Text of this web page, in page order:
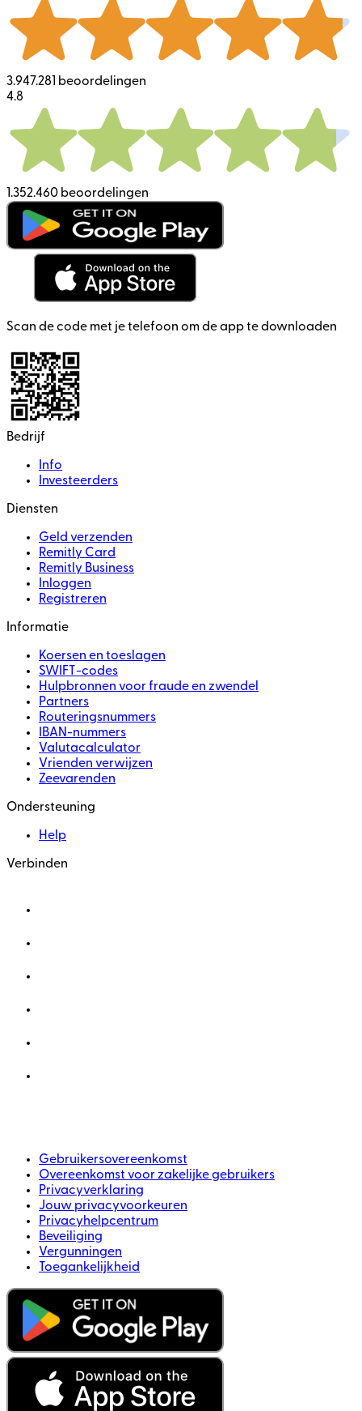
3.947.281 beoordelingen
4.8
1.352.460 beoordelingen
Scan de code met je telefoon om de app te downloaden
Bedrijf
Info
Investeerders
Diensten
Geld verzenden
Remitly Card
Remitly Business
Inloggen
Registreren
Informatie
Koersen en toeslagen
SWIFT-codes
Hulpbronnen voor fraude en zwendel
Partners
Routeringsnummers
IBAN-nummers
Valutacalculator
Vrienden verwijzen
Zeevarenden
Ondersteuning
Help
Verbinden
Gebruikersovereenkomst
Overeenkomst voor zakelijke gebruikers
Privacyverklaring
Jouw privacyvoorkeuren
Privacyhelpcentrum
Beveiliging
Vergunningen
Toegankelijkheid